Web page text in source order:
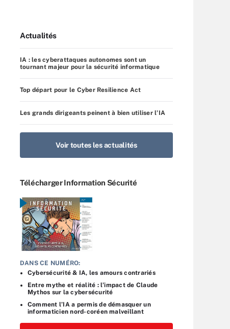
Actualités
IA : les cyberattaques autonomes sont un
tournant majeur pour la sécurité informatique
Top départ pour le Cyber Resilience Act
Les grands dirigeants peinent à bien utiliser l’IA
Voir toutes les actualités
Télécharger Information Sécurité
DANS CE NUMÉRO:
Cybersécurité & IA, les amours contrariés
Entre mythe et réalité : l’impact de Claude
Mythos sur la cybersécurité
Comment l’IA a permis de démasquer un
informaticien nord-coréen malveillant